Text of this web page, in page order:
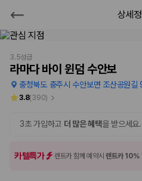
라마다 바이 윈덤 수
2000만 이용고객이 선택한 제주 렌트
상세
3.5성급
라마다 바이 윈덤 수안보
충청북도 충주시 수안보면 조산공원길
3.8(390)
3초 가입하고 더 많은 혜택을 받으세요.
카텔특가 렌트카 함께 예약시렌트카 10%